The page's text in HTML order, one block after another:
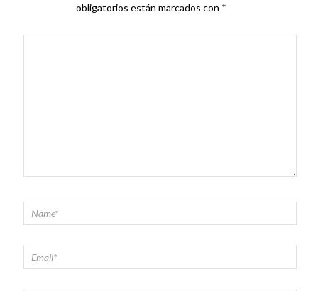
obligatorios están marcados con *